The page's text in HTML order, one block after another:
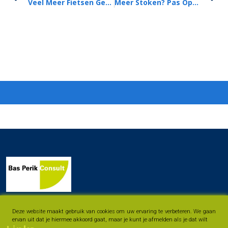
Veel Meer Fietsen Gestolen Dan Gedacht Meer Stoken? Pas Op Voor Schoorsteenbrand!
Deze website maakt gebruik van cookies om uw ervaring te verbeteren. We gaan
ervan uit dat je hiermee akkoord gaat, maar je kunt je afmelden als je dat wilt